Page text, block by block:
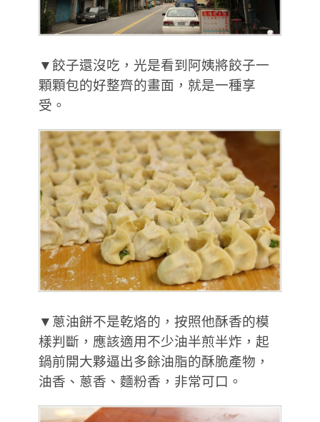
▼餃子還沒吃，光是看到阿姨將餃子一
顆顆包的好整齊的畫面，就是一種享
受。
▼蔥油餅不是乾烙的，按照他酥香的模
樣判斷，應該適用不少油半煎半炸，起
鍋前開大夥逼出多餘油脂的酥脆產物，
油香、蔥香、麵粉香，非常可口。